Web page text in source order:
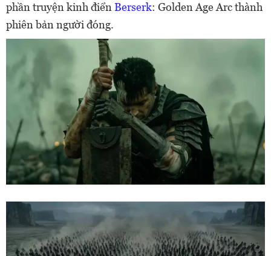
phần truyện kinh điển Berserk: Golden Age Arc thành
phiên bản người đóng.